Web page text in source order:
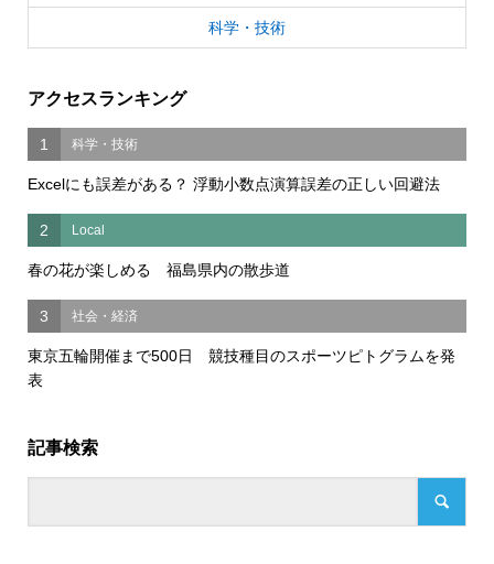
科学・技術
アクセスランキング
1 科学・技術
Excelにも誤差がある？ 浮動小数点演算誤差の正しい回避法
2 Local
春の花が楽しめる 福島県内の散歩道
3 社会・経済
東京五輪開催まで500日 競技種目のスポーツピトグラムを発
表
記事検索